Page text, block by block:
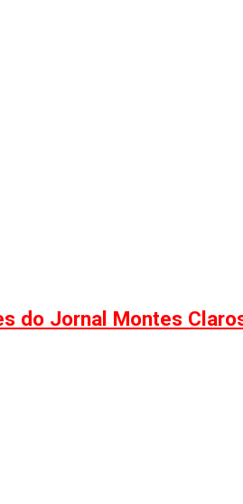
do Jornal Montes